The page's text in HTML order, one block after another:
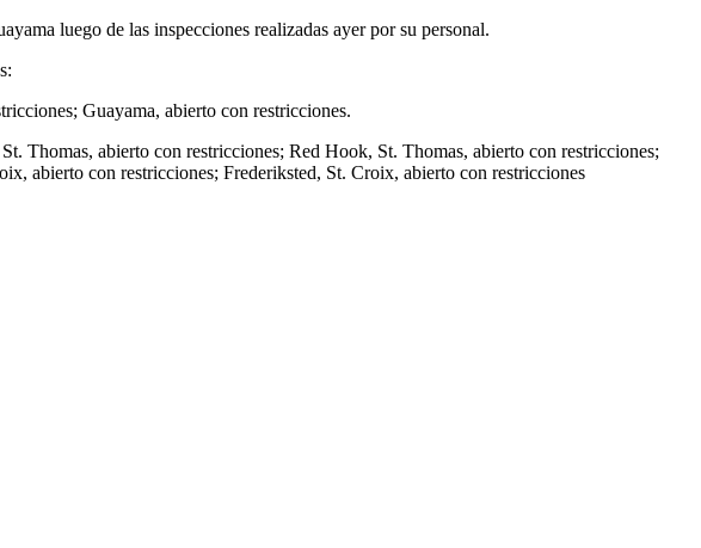
luego de las inspecciones realizadas ayer por su personal.
Guayama, abierto con restricciones.
Thomas, abierto con restricciones; Red Hook, St. Thomas, abierto con restricciones;
abierto con restricciones; Frederiksted, St. Croix, abierto con restricciones